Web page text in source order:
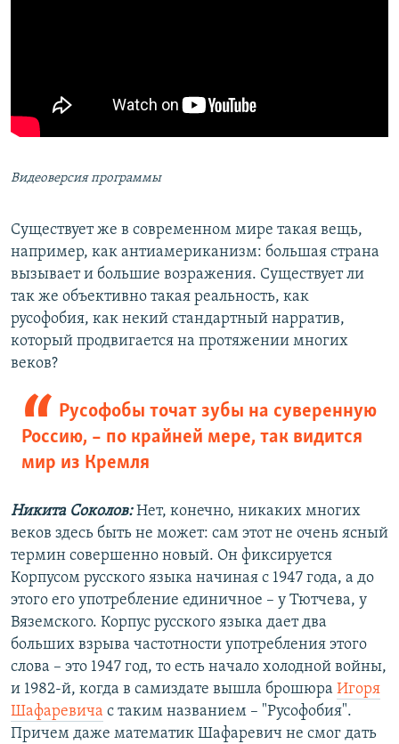
Видеоверсия программы
Существует же в современном мире такая вещь,
например, как антиамериканизм: большая страна
вызывает и большие возражения. Существует ли
так же объективно такая реальность, как
русофобия, как некий стандартный нарратив,
который продвигается на протяжении многих
веков?
Русофобы точат зубы на суверенную
Россию, – по крайней мере, так видится
мир из Кремля
Никита Соколов:Нет, конечно, никаких многих
веков здесь быть не может: сам этот не очень ясный
термин совершенно новый. Он фиксируется
Корпусом русского языка начиная с 1947 года, а до
этого его употребление единичное – у Тютчева, у
Вяземского. Корпус русского языка дает два
больших взрыва частотности употребления этого
слова – это 1947 год, то есть начало холодной войны,
и 1982-й, когда в самиздате вышла брошюра Игоря
Шафаревича с таким названием – "Русофобия".
Причем даже математик Шафаревич не смог дать